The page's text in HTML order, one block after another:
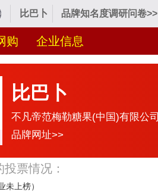
比巴卜 品牌知名度调研问卷>>
购 企业信息
比巴卜
不凡帝范梅勒糖果(中国)有限公司
品牌网址>>
票情况：
未上榜）